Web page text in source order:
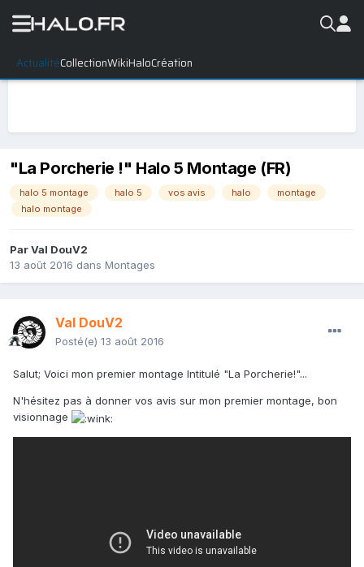
ActualitéCollectionWikiHaloCréation
"La Porcherie !" Halo 5 Montage (FR)
halo 5 montage halo 5 vos avis halo
montage
halo montage
ParVal DouV2
13 août 2016 dans Montages
Val DouV2
Posté(e) 13 août 2016
Salut; Voici mon premier montage Intitulé "La Porcherie!"...
N'hésitez pas à donner vos avis sur mon premier montage, bon
visionnage